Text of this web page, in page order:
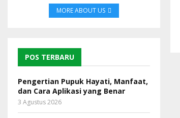
MORE ABOUT US
POS TERBARU
Pengertian Pupuk Hayati, Manfaat,
dan Cara Aplikasi yang Benar
3 Agustus 2026